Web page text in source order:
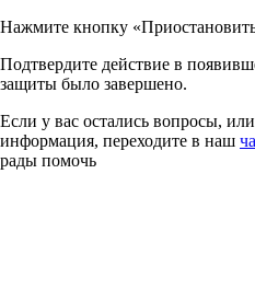
Нажмите кнопку
Подтвердите действие в
защиты было завершено.
Если у вас остались вопросы,
информация, переходите в наш
рады помочь